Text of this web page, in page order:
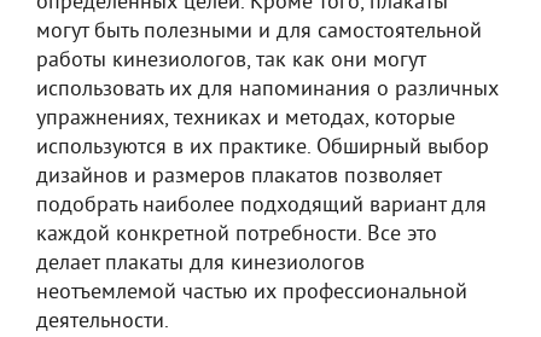
могут быть полезными и для самостоятельной
работы кинезиологов, так как они могут
использовать их для напоминания о различных
упражнениях, техниках и методах, которые
используются в их практике. Обширный выбор
дизайнов и размеров плакатов позволяет
подобрать наиболее подходящий вариант для
каждой конкретной потребности. Все это
делает плакаты для кинезиологов
неотъемлемой частью их профессиональной
деятельности.